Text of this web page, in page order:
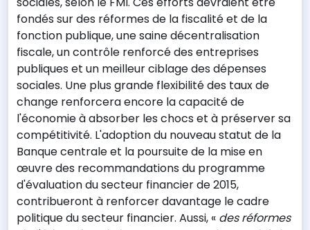
fondés sur des réformes de la fiscalité et de la
fonction publique, une saine décentralisation
fiscale, un contrôle renforcé des entreprises
publiques et un meilleur ciblage des dépenses
sociales. Une plus grande flexibilité des taux de
change renforcera encore la capacité de
l'économie à absorber les chocs et à préserver sa
compétitivité. L'adoption du nouveau statut de la
Banque centrale et la poursuite de la mise en
œuvre des recommandations du programme
d'évaluation du secteur financier de 2015,
contribueront à renforcer davantage le cadre
politique du secteur financier. Aussi, « des réformes